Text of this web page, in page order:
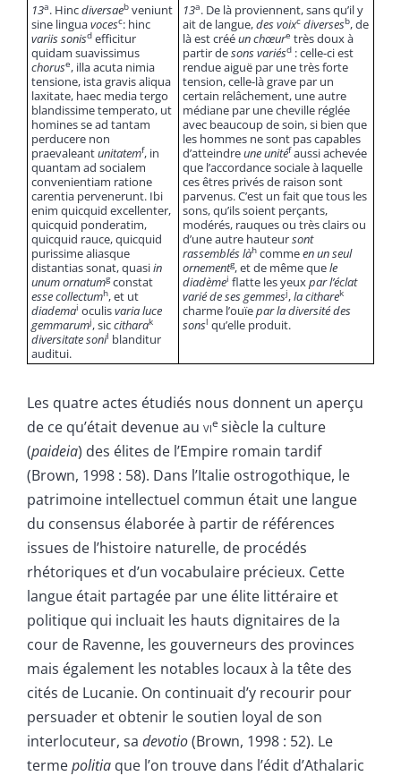
13a. Hincdiversaebveniunt
sine linguavocesc: hinc
variissonisdefficitur
quidam suavissimus
choruse, illa acuta nimia
tensione, ista gravis aliqua
laxitate, haec media tergo
blandissime temperato, ut
homines se ad tantam
perducere non
praevaleantunitatemf, in
quantam ad socialem
convenientiam ratione
carentia pervenerunt. Ibi
enim quicquid excellenter,
quicquid ponderatim,
quicquid rauce, quicquid
purissime aliasque
distantias sonat, quasiin
unum ornatumg constat
esse collectumh, et ut
diademai oculisvaria luce
gemmarumj, siccitharak
diversitate sonil blanditur
auditui.
13a. De là proviennent, sans qu’il y
ait de langue,des voixc diversesb, de
là est crééun chœure très doux à
partir desons variésd: celle-ci est
rendue aiguë par une très forte
tension, celle-là grave par un
certain relâchement, une autre
médiane par une cheville réglée
avec beaucoup de soin, si bien que
les hommes ne sont pas capables
d’atteindreune unitéf aussi achevée
que l’accordance sociale à laquelle
ces êtres privés de raison sont
parvenus. C’est un fait que tous les
sons, qu’ils soient perçants,
modérés, rauques ou très clairs ou
d’une autre hauteursont
rassemblés làh commeen un seul
ornementg, et de même quele
diadèmei flatte les yeuxpar l’éclat
varié de ses gemmesj,la citharek
charme l’ouïepar la diversité des
sonsl qu’elle produit.
Les quatre actes étudiés nous donnent un aperçu
de ce qu’était devenue au vie siècle la culture
(paideia) des élites de l’Empire romain tardif
(Brown, 1998 : 58). Dans l’Italie ostrogothique, le
patrimoine intellectuel commun était une langue
du consensus élaborée à partir de références
issues de l’histoire naturelle, de procédés
rhétoriques et d’un vocabulaire précieux. Cette
langue était partagée par une élite littéraire et
politique qui incluait les hauts dignitaires de la
cour de Ravenne, les gouverneurs des provinces
mais également les notables locaux à la tête des
cités de Lucanie. On continuait d’y recourir pour
persuader et obtenir le soutien loyal de son
interlocuteur, sa devotio(Brown, 1998 : 52). Le
termepolitia que l’on trouve dans l’édit d’Athalaric